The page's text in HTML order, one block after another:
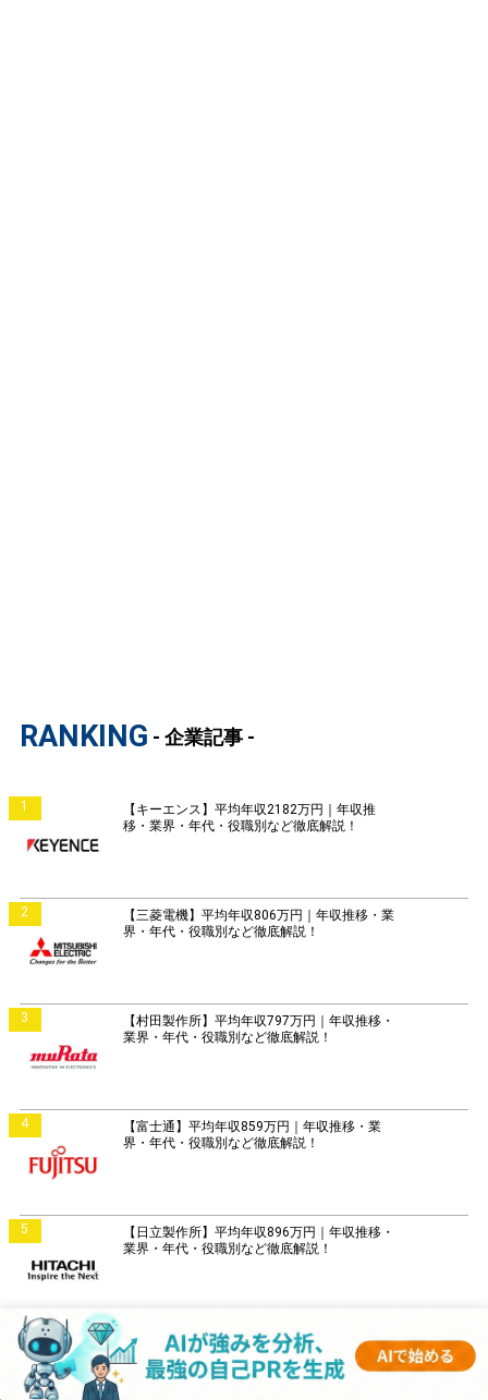
RANKING - 企業記事 -
1
【キーエンス】平均年収2182万円｜年収推
移・業界・年代・役職別など徹底解説！
2
【三菱電機】平均年収806万円｜年収推移・業
界・年代・役職別など徹底解説！
3
【村田製作所】平均年収797万円｜年収推移・
業界・年代・役職別など徹底解説！
4
【富士通】平均年収859万円｜年収推移・業
界・年代・役職別など徹底解説！
5
【日立製作所】平均年収896万円｜年収推移・
業界・年代・役職別など徹底解説！